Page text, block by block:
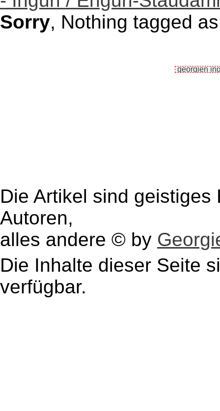
Sorry, Nothing tagged
Die Artikel sind
Autoren,
alles andere © by
Die Inhalte dieser Seite
verfügbar.